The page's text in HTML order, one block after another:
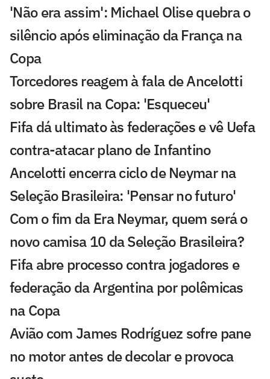
'Não era assim': Michael Olise quebra o
silêncio após eliminação da França na
Copa
Torcedores reagem à fala de Ancelotti
sobre Brasil na Copa: 'Esqueceu'
Fifa dá ultimato às federações e vê Uefa
contra-atacar plano de Infantino
Ancelotti encerra ciclo de Neymar na
Seleção Brasileira: 'Pensar no futuro'
Com o fim da Era Neymar, quem será o
novo camisa 10 da Seleção Brasileira?
Fifa abre processo contra jogadores e
federação da Argentina por polêmicas
na Copa
Avião com James Rodríguez sofre pane
no motor antes de decolar e provoca